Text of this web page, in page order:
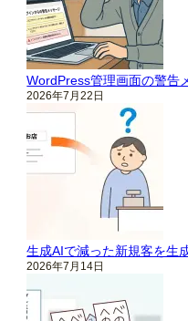
WordPress管理画面の警告
2026年7月22日
生成AIで減った新規客を生
2026年7月14日